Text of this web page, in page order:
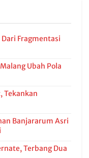
Fragmentasi
Ubah Pola
Tekankan
Banjararum Asri
Terbang Dua